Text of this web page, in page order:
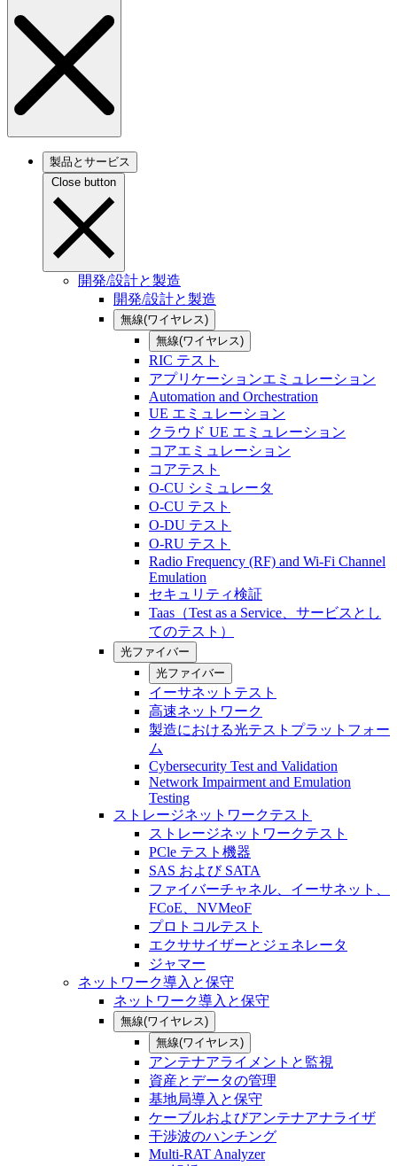
製品とサービス
Close button
開発/設計と製造
開発/設計と製造
無線(ワイヤレス)
無線(ワイヤレス)
RIC テスト
アプリケーションエミュレーション
Automation and Orchestration
UE エミュレーション
クラウド UE エミュレーション
コアエミュレーション
コアテスト
O-CU シミュレータ
O-CU テスト
O-DU テスト
O-RU テスト
Radio Frequency (RF) and Wi-Fi Channel
Emulation
セキュリティ検証
Taas（Test as a Service、サービスとし
てのテスト）
光ファイバー
光ファイバー
イーサネットテスト
高速ネットワーク
製造における光テストプラットフォー
ム
Cybersecurity Test and Validation
Network Impairment and Emulation
Testing
ストレージネットワークテスト
ストレージネットワークテスト
PCle テスト機器
SAS および SATA
ファイバーチャネル、イーサネット、
FCoE、NVMeoF
プロトコルテスト
エクササイザーとジェネレータ
ジャマー
ネットワーク導入と保守
ネットワーク導入と保守
無線(ワイヤレス)
無線(ワイヤレス)
アンテナアライメントと監視
資産とデータの管理
基地局導入と保守
ケーブルおよびアンテナアナライザ
干渉波のハンチング
Multi-RAT Analyzer